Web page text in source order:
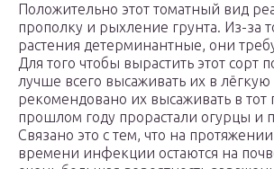
Положительно этот томатный вид
прополку и рыхление грунта. Из-за
растения детерминантные, они
Для того чтобы вырастить этот сорт
лучше всего высаживать их в лёгкую
рекомендовано их высаживать в тот
прошлом году прорастали огурцы и
Связано это с тем, что на
времени инфекции остаются на